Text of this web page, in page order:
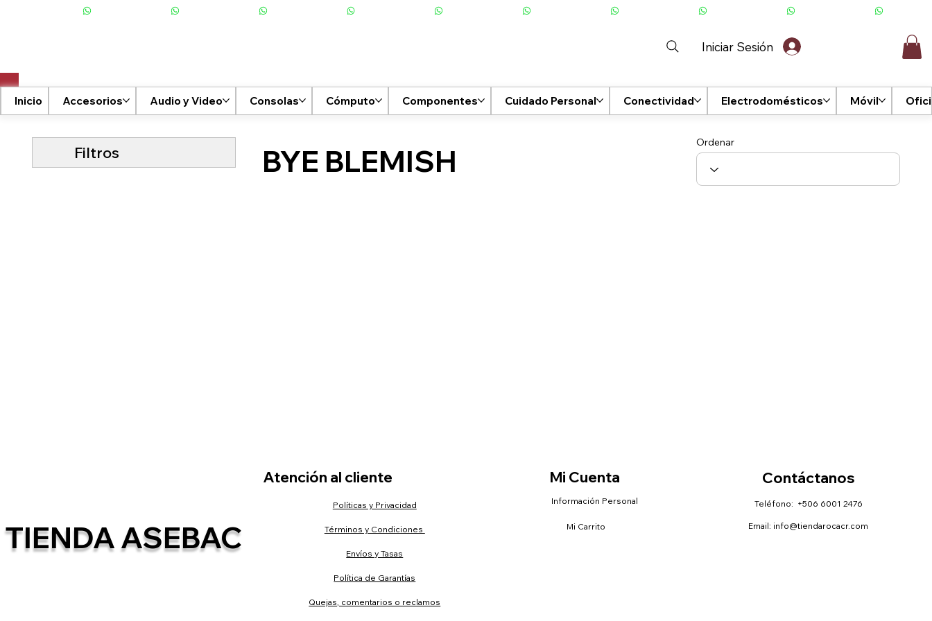
Iniciar Sesión
Inicio Accesorios Audio y Video Consolas Cómputo Componentes Cuidado Personal Conectividad Electrodomésticos Móvil
BYE BLEMISH
Filtros
Ordenar
TIENDA ASEBAC
Atención al cliente
Políticas y Privacidad
Términos y Condiciones
Envíos y Tasas
Política de Garantías
Quejas, comentarios o reclamos
Mi Cuenta
Información Personal
Mi Carrito
Contáctanos
Teléfono: +506 6001 2476
Email: info@tiendarocacr.com